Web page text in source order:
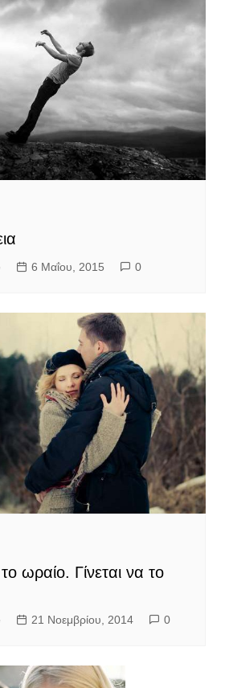
6 Μαΐου, 2015 0
ωραίο. Γίνεται να το
21 Νοεμβρίου, 2014 0